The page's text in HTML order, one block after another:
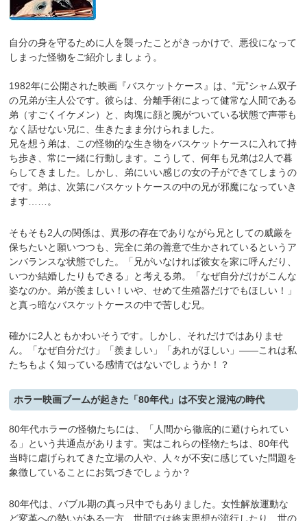
自分の身を守るために人を襲ったことがきっかけで、悪役になって
しまった怪物をご紹介しましょう。
1982年に公開された映画『バスケットケース』は、“元”シャム双子
の兄弟が主人公です。彼らは、分離手術によって健常な人間である
弟（すごくイケメン）と、肉塊に顔と腕がついている状態で声帯も
なく話せない兄に、生きたまま分けられました。
兄を想う弟は、この怪物的な生き物をバスケットケースに入れて持
ち歩き、常に一緒に行動します。こうして、何年も兄弟は2人で暮
らしてきました。しかし、弟にいい感じの女の子ができてしまうの
です。弟は、次第にバスケットケースの中の兄が邪魔になっていき
ます……。
そもそも2人の関係は、異形の存在でありながら兄としての威厳を
保ちたいと願いつつも、完全に弟の善意で生かされているというア
ンバランスな状態でした。「兄がいなければ彼女を家に呼んだり、
いつか結婚したりもできる」と考える弟。「なぜ自分だけがこんな
姿なのか。弟が羨ましい！いや、せめて生殖器だけでもほしい！」
と真っ暗なバスケットケースの中で苦しむ兄。
確かに2人ともかわいそうです。しかし、それだけではありませ
ん。「なぜ自分だけ」「羨ましい」「あれがほしい」――これは私
たちもよく知っている感情ではないでしょうか！？
ホラー映画ブームが起きた「80年代」は不安と混沌の時代
80年代ホラーの怪物たちには、「人間から徹底的に避けられてい
る」という共通点があります。実はこれらの怪物たちは、80年代
当時に虐げられてきた立場の人や、人々が不安に感じていた問題を
象徴していることにお気づきでしょうか？
80年代は、バブル期の真っ只中でもありました。女性解放運動な
ど変革への勢いがある一方、世間では終末思想が流行したり、世の